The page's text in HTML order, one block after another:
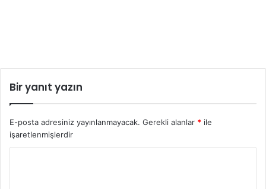
Bir yanıt yazın
E-posta adresiniz yayınlanmayacak. Gerekli alanlar * ile
işaretlenmişlerdir